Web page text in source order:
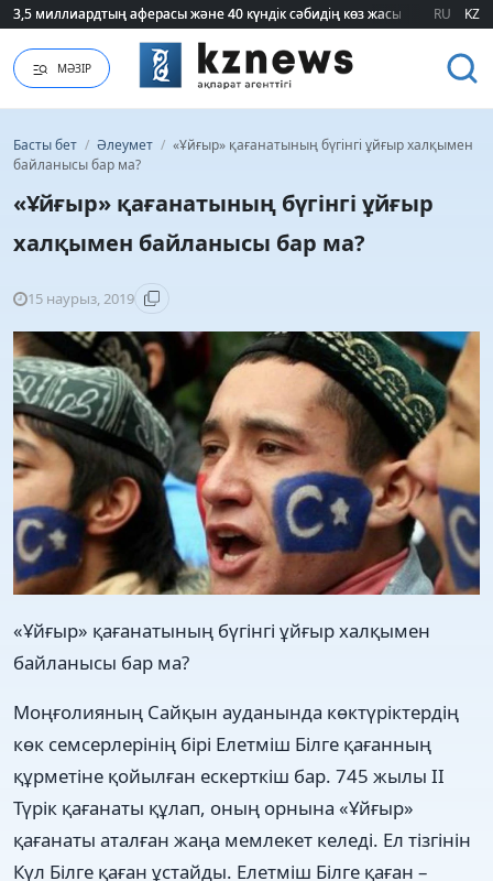
75 мың білім гранты кімдерге бұйырады? RU KZ
МӘЗІР
Басты бет / Әлеумет / «Ұйғыр» қағанатының бүгінгі ұйғыр халқымен
байланысы бар ма?
«Ұйғыр» қағанатының бүгінгі ұйғыр
халқымен байланысы бар ма?
15 наурыз, 2019
«Ұйғыр» қағанатының бүгінгі ұйғыр халқымен
байланысы бар ма?
Моңғолияның Сайқын ауданында көктүріктердің
көк семсерлерінің бірі Елетміш Білге қағанның
құрметіне қойылған ескерткіш бар. 745 жылы II
Түрік қағанаты құлап, оның орнына «Ұйғыр»
қағанаты аталған жаңа мемлекет келеді. Ел тізгінін
Күл Білге қаған ұстайды. Елетміш Білге қаған –